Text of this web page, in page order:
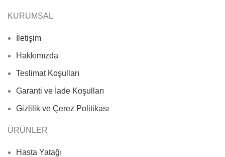
KURUMSAL
İletişim
Hakkımızda
Teslimat Koşulları
Garanti ve İade Koşulları
Gizlilik ve Çerez Politikası
ÜRÜNLER
Hasta Yatağı